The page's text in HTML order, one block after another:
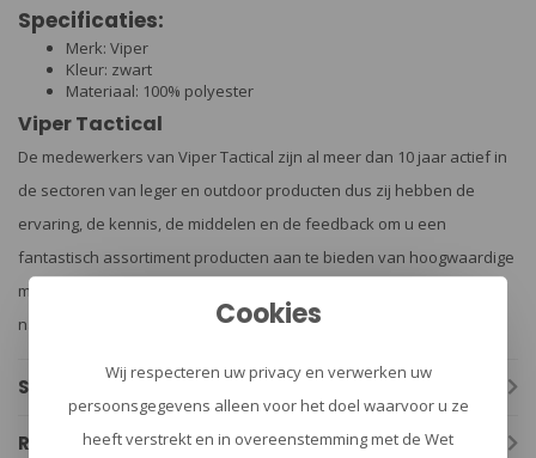
Specificaties:
Merk: Viper
Kleur: zwart
Materiaal: 100% polyester
Viper Tactical
De medewerkers van Viper Tactical zijn al meer dan 10 jaar actief in
de sectoren van leger en outdoor producten dus zij hebben de
ervaring, de kennis, de middelen en de feedback om u een
fantastisch assortiment producten aan te bieden van hoogwaardige
materialen tegen betaalbare prijzen. Zij zijn voortdurend op zoek
naar manieren om de producten te verbeteren.
Specificaties
Reviews
Cookies
Wij respecteren uw privacy en verwerken uw
persoonsgegevens alleen voor het doel waarvoor u ze
heeft verstrekt en in overeenstemming met de Wet